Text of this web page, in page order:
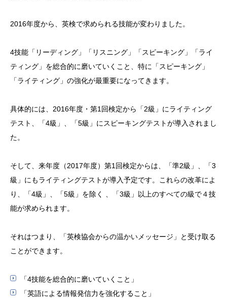
2016年度から、英検で求められる技能が変わりました。
4技能「リーディング」「リスニング」「スピーキング」「ライ
ティング」を総合的に磨いていくこと、特に「スピーキング」
「ライティング」の強化が最重要になってきます。
具体的には、2016年度・第1回検定から「2級」にライティング
テスト、「4級」、「5級」にスピーキングテストが導入されまし
た。
そして、来年度（2017年度）第1回検定からは、「準2級」、「3
級」にもライティングテストが導入予定です。これらの改革によ
り、「4級」、「5級」を除く 、「3級」以上のすべての級で４技
能が求められます。
それはつまり、「英検協会からの温かいメッセージ」と受け取る
ことができます。
「4技能を総合的に磨いていくこと」
「英語による情報発信力を強化すること」